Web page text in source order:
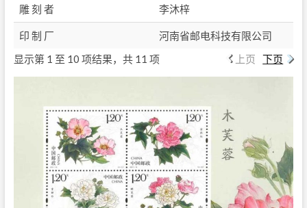
雕 刻 者 李沐梓
印 制 厂
河南省邮电科技有限公司
显示第 1 至 10 项结果，共 11 项
上页 下页